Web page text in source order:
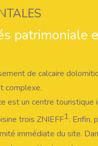
patrimoniale
de calcaire
complexe.
est un centre
trois ZNIEFF1. Enfin,
immédiate du site.